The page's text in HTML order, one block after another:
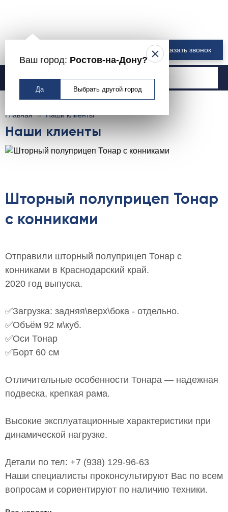
Ваш город: Ростов-на-Дону?
Да Выбрать другой город
Заказать звонок
Москва
Главная Наши клиенты
Наши клиенты
Шторный полуприцеп Тонар
с конниками
Отправили шторный полуприцеп Тонар с
конниками в Краснодарский край.
2020 год выпуска.
✅Загрузка: задняя\верх\бока - отдельно.
✅Объём 92 м\куб.
✅Оси Тонар
✅Борт 60 см
Отличительные особенности Тонара — надежная
подвеска, крепкая рама.
Высокие эксплуатационные характеристики при
динамической нагрузке.
Детали по тел: +7 (938) 129-96-63
Наши специалисты проконсультируют Вас по всем
вопросам и сориентируют по наличию техники.